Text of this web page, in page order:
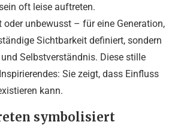
oft leise auftreten.
unbewusst – für eine Generation,
Sichtbarkeit definiert, sondern
Selbstverständnis. Diese stille
Sie zeigt, dass Einfluss
kann.
symbolisiert